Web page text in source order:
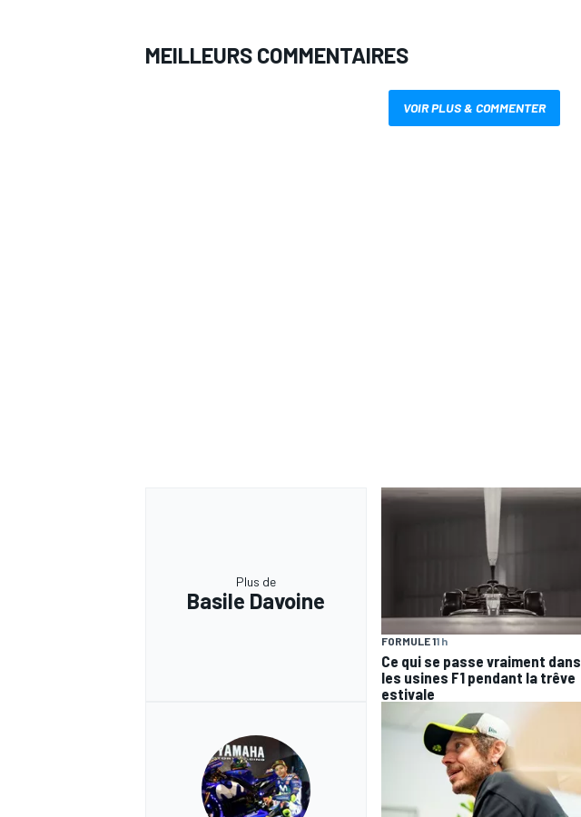
MEILLEURS COMMENTAIRES
VOIR PLUS & COMMENTER
Plus de
Basile Davoine
FORMULE 11 h
Ce qui se passe vraiment dans
les usines F1 pendant la trêve
estivale